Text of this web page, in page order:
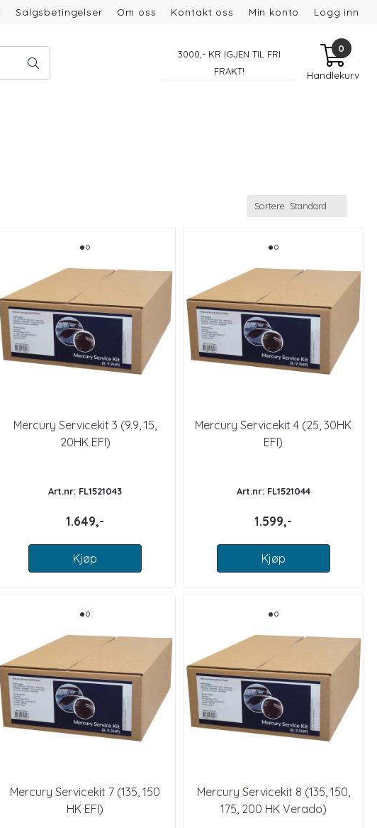
Salgsbetingelser Om oss Kontakt oss Min konto Logg inn
3000 ,- KR IGJEN TIL FRI
FRAKT!
0
Handlekurv
Mercury Servicekit 3 (9.9, 15,
20HK EFI)
Art.nr: FL1521043
1.649,-
Kjøp
Mercury Servicekit 4 (25, 30HK
EFI)
Art.nr: FL1521044
1.599,-
Kjøp
Mercury Servicekit 7 (135, 150
HK EFI)
Mercury Servicekit 8 (135, 150,
175, 200 HK Verado)